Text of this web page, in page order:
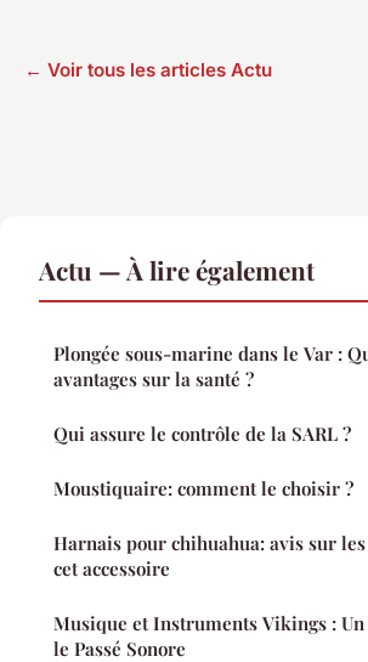
← Voir tous les articles Actu
Actu — À lire également
Plongée sous-marine dans le Var :
avantages sur la santé ?
Qui assure le contrôle de la SARL ?
Moustiquaire: comment le choisir ?
Harnais pour chihuahua: avis sur
cet accessoire
Musique et Instruments Vikings : Un
le Passé Sonore